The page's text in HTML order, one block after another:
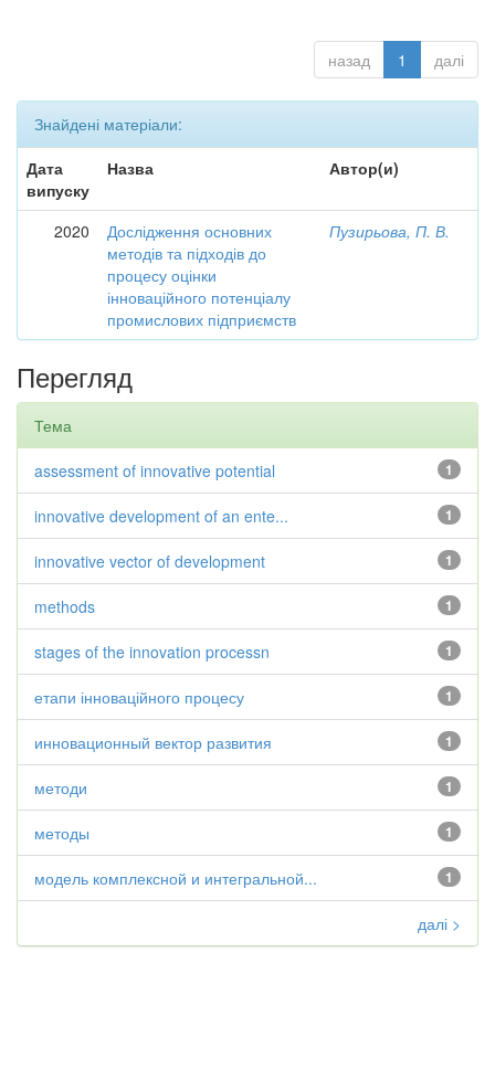
назад 1 далі
Знайдені матеріали:
Дата
випуску
Назва Автор(и)
2020
Дослідження основних
методів та підходів до
процесу оцінки
інноваційного потенціалу
промислових підприємств
Пузирьова, П. В.
Перегляд
Тема
1
assessment of innovative potential
1
innovative development of an ente...
1
innovative vector of development
1
methods
1
stages of the innovation processn
1
етапи інноваційного процесу
1
инновационный вектор развития
1
методи
1
методы
1
модель комплексной и интегральной...
далі >